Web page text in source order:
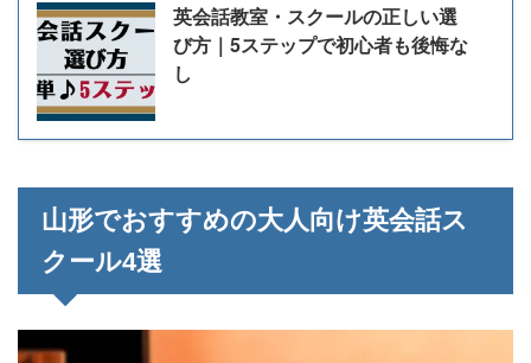
英会話教室・スクールの正しい選
び方｜5ステップで初心者も後悔な
し
山形でおすすめの大人向け英会話ス
クール4選